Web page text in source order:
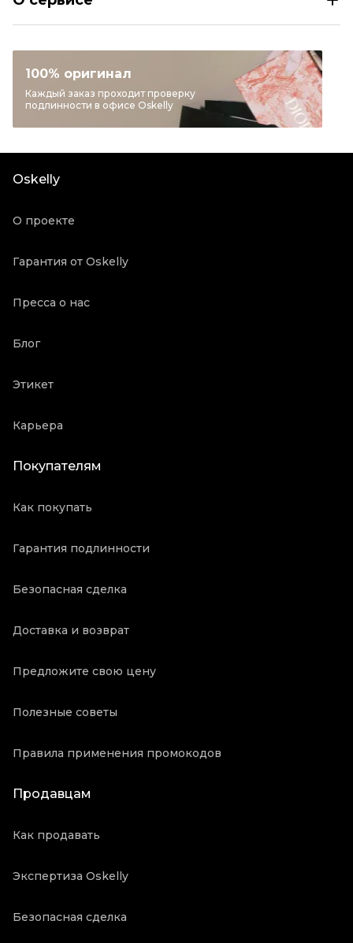
Категория
Бренд
MIU MIU
Материал одежды
Шерсть
Продавец
100% оригинал
Каждый заказ проходит проверку
подлинности в офисе Oskelly
Oskelly
О проекте
Гарантия от Oskelly
Пресса о нас
Блог
Этикет
Карьера
Покупателям
Как покупать
Гарантия подлинности
Безопасная сделка
Доставка и возврат
Предложите свою цену
Полезные советы
Правила применения промокодов
Продавцам
Как продавать
Экспертиза Oskelly
Безопасная сделка